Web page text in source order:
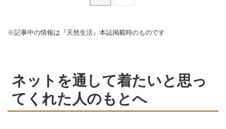
※記事中の情報は『天然生活』本誌掲載時のものです
ネットを通して着たいと思っ
てくれた人のもとへ